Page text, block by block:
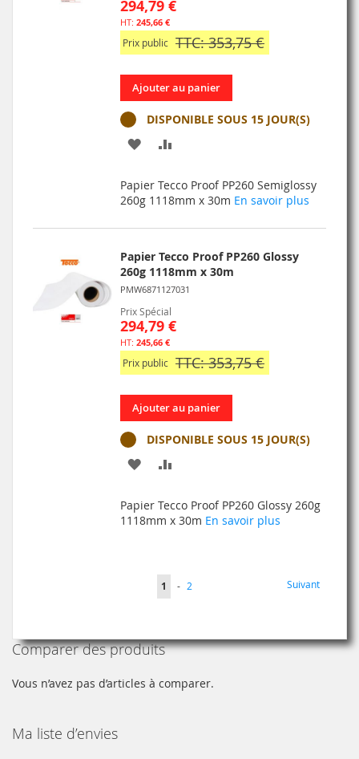
294,79 €
245,66 €
Prix public TTC: 353,75 €
Ajouter au panier
DISPONIBLE SOUS 15 JOUR(S)
AJOUTER
MA
LISTE
D’ENVIE
COMPARATEUR
Papier Tecco Proof PP260 Semiglossy
260g 1118mm x 30m En savoir plus
Papier Tecco Proof PP260 Glossy
260g 1118mm x 30m
PMW6871127031
Prix Spécial
294,79 €
245,66 €
Prix public TTC: 353,75 €
Ajouter au panier
DISPONIBLE SOUS 15 JOUR(S)
AJOUTER
MA
D’ENVIE
COMPARATEUR
Papier Tecco Proof PP260 Glossy 260g
1118mm x 30m En savoir plus
Page
Vous
la
page
1 - Page
2 Page
Suivant
Comparer des produits
Vous n’avez pas d’articles à comparer.
Ma liste d’envies